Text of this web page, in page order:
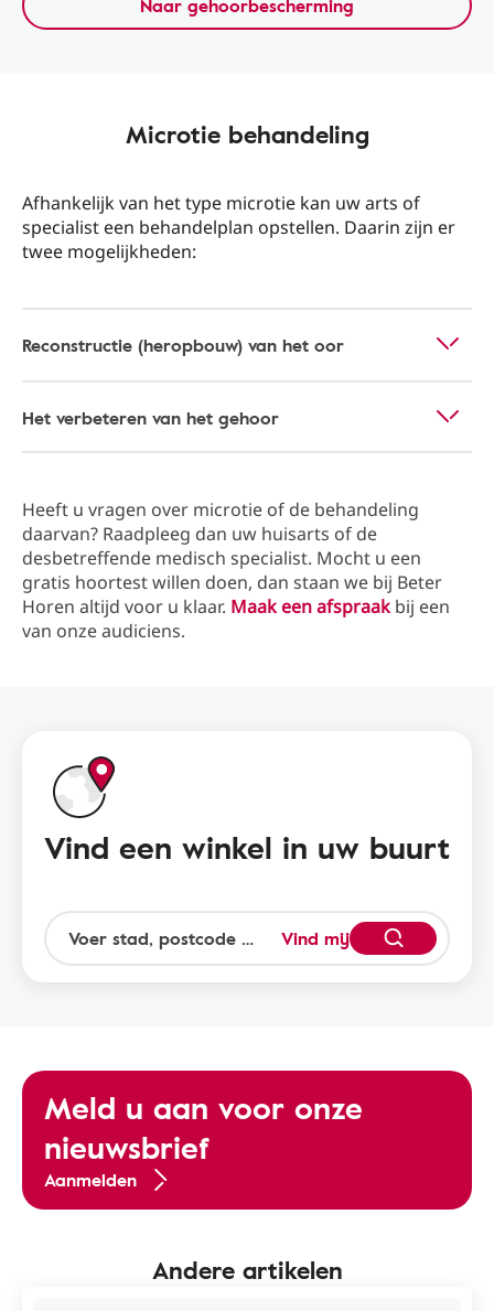
Naar gehoorbescherming
Microtie behandeling
Afhankelijk van het type microtie kan uw arts of
specialist een behandelplan opstellen. Daarin zijn er
twee mogelijkheden:
Reconstructie (heropbouw) van het oor
Het verbeteren van het gehoor
Heeft u vragen over microtie of de behandeling
daarvan? Raadpleeg dan uw huisarts of de
desbetreffende medisch specialist. Mocht u een
gratis hoortest willen doen, dan staan we bij Beter
Horen altijd voor u klaar. Maak een afspraakbij een
van onze audiciens.
Vind een winkel in uw buurt
Vind mij
Meld u aan voor onze
nieuwsbrief
Aanmelden
Andere artikelen